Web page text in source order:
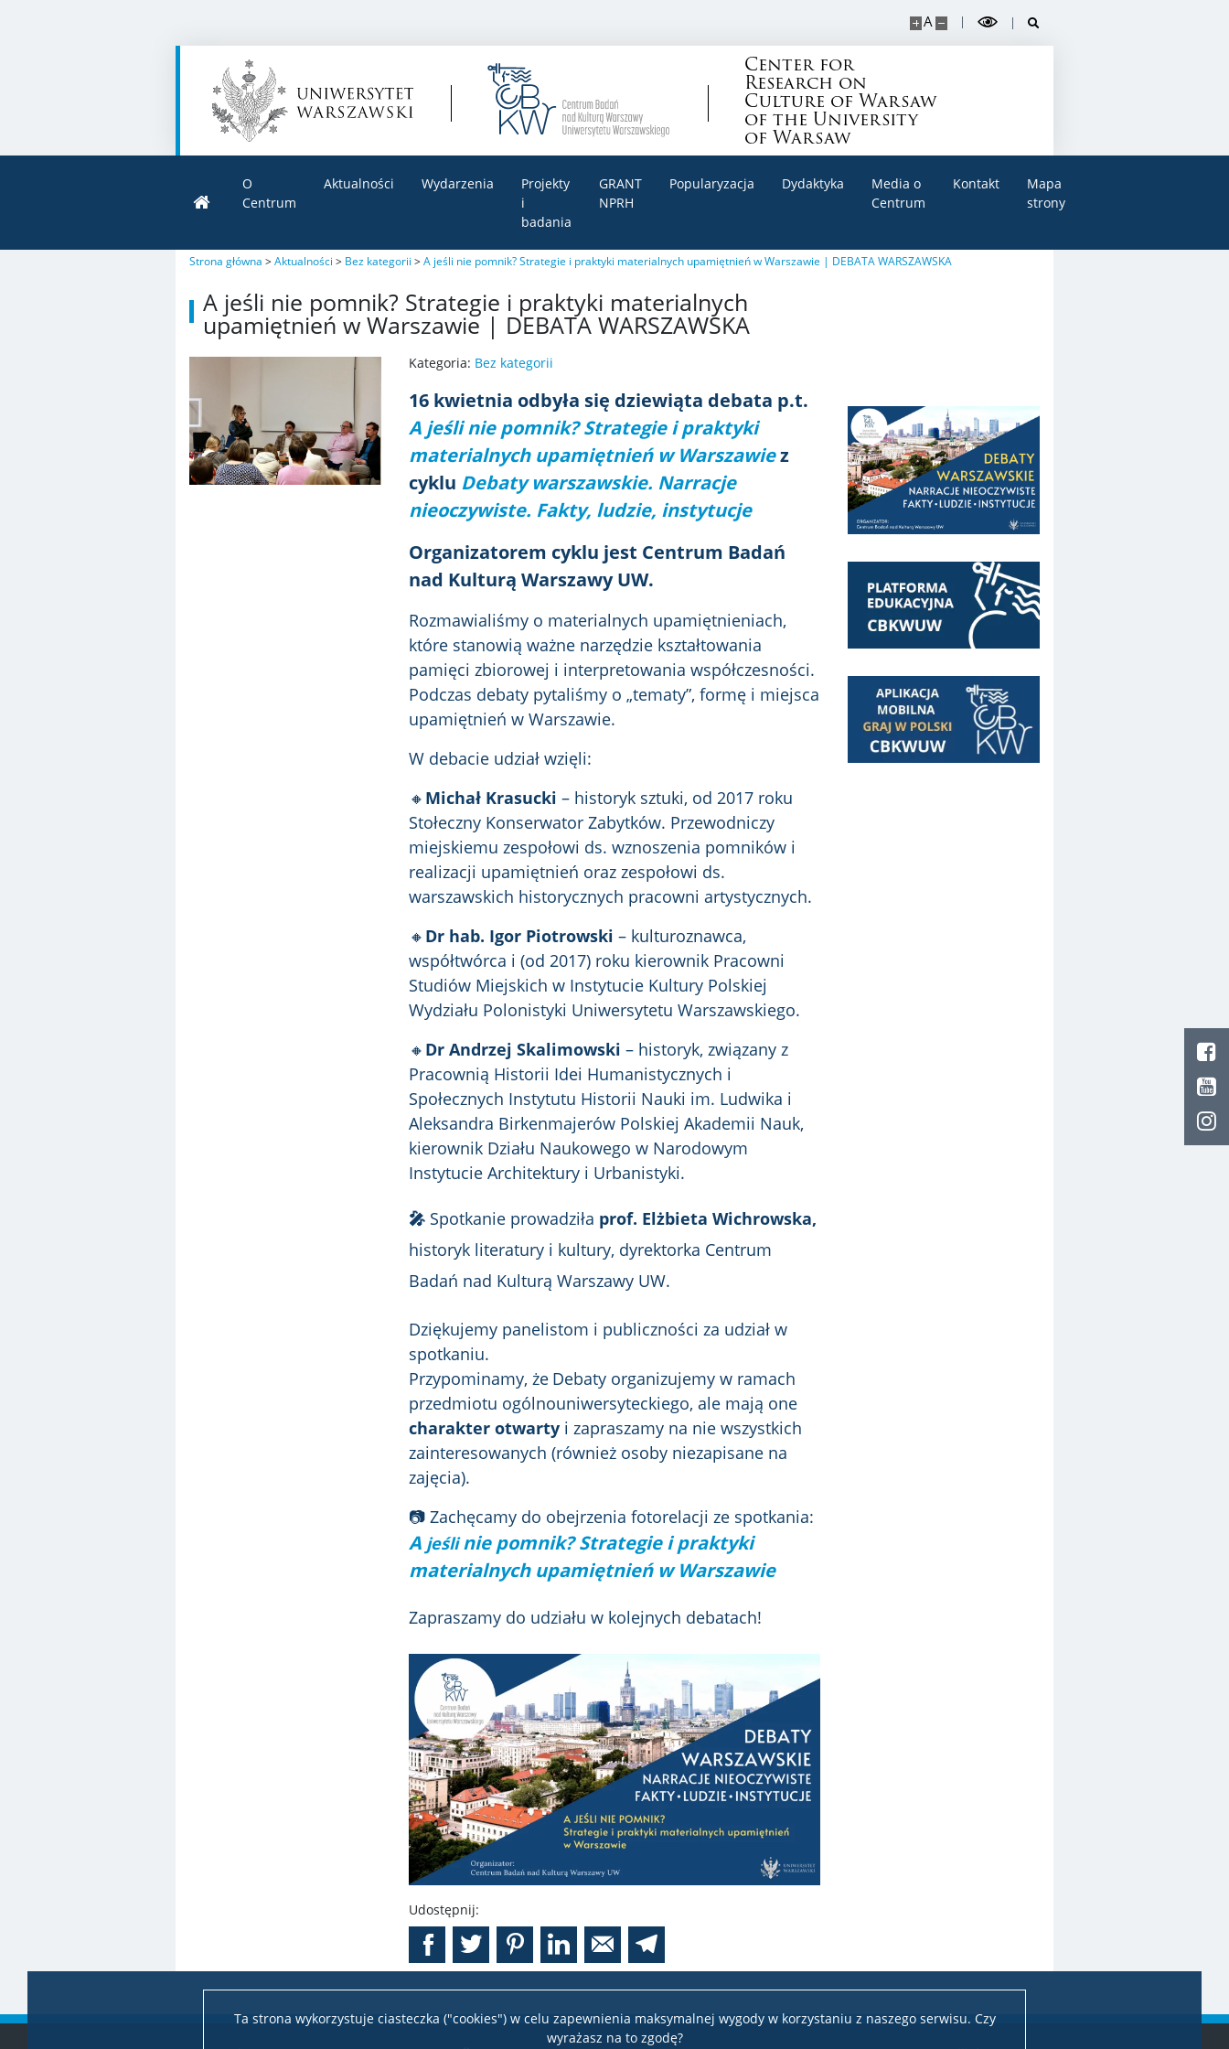
Ta strona wykorzystuje ciasteczka ("cookies") w celu zapewnienia maksymalnej wygody w korzystaniu z naszego serwisu. Czy
wyrażasz na to zgodę?
A
Center for
Research on
Culture of Warsaw
of the University
of Warsaw
O
Centrum
Aktualności Wydarzenia
Projekty
i
badania
GRANT
NPRH
Popularyzacja Dydaktyka
Media o
Centrum
Kontakt
Mapa
strony
Strona główna >Aktualności > Bez kategorii >A jeśli nie pomnik? Strategie i praktyki materialnych upamiętnień w Warszawie | DEBATA WARSZAWSKA
A jeśli nie pomnik? Strategie i praktyki materialnych
upamiętnień w Warszawie | DEBATA WARSZAWSKA
Kategoria: Bez kategorii
16 kwietnia odbyła się dziewiąta debata p.t.
A jeśli nie pomnik? Strategie i praktyki
materialnych upamiętnień w Warszawiez
cyklu Debaty warszawskie. Narracje
nieoczywiste. Fakty, ludzie, instytucje
Organizatorem cyklu jest Centrum Badań
nad Kulturą Warszawy UW.
Rozmawialiśmy o materialnych upamiętnieniach,
które stanowią ważne narzędzie kształtowania
pamięci zbiorowej i interpretowania współczesności.
Podczas debaty pytaliśmy o „tematy”, formę i miejsca
upamiętnień w Warszawie.
W debacie udział wzięli:
🔸 Michał Krasucki – historyk sztuki, od 2017 roku
Stołeczny Konserwator Zabytków. Przewodniczy
miejskiemu zespołowi ds. wznoszenia pomników i
realizacji upamiętnień oraz zespołowi ds.
warszawskich historycznych pracowni artystycznych.
🔸 Dr hab. Igor Piotrowski – kulturoznawca,
współtwórca i (od 2017) roku kierownik Pracowni
Studiów Miejskich w Instytucie Kultury Polskiej
Wydziału Polonistyki Uniwersytetu Warszawskiego.
🔸 Dr Andrzej Skalimowski – historyk, związany z
Pracownią Historii Idei Humanistycznych i
Społecznych Instytutu Historii Nauki im. Ludwika i
Aleksandra Birkenmajerów Polskiej Akademii Nauk,
kierownik Działu Naukowego w Narodowym
Instytucie Architektury i Urbanistyki.
🎤 Spotkanie prowadziła prof. Elżbieta Wichrowska,
historyk literatury i kultury, dyrektorka Centrum
Badań nad Kulturą Warszawy UW.
Dziękujemy panelistom i publiczności za udział w
spotkaniu.
Przypominamy, że Debaty organizujemy w ramach
przedmiotu ogólnouniwersyteckiego, ale mają one
charakter otwarty i zapraszamy na nie wszystkich
zainteresowanych (również osoby niezapisane na
zajęcia).
📷 Zachęcamy do obejrzenia fotorelacji ze spotkania:
A jeślinie pomnik? Strategie i praktyki
materialnych upamiętnień w Warszawie
Zapraszamy do udziału w kolejnych debatach!
Udostępnij: